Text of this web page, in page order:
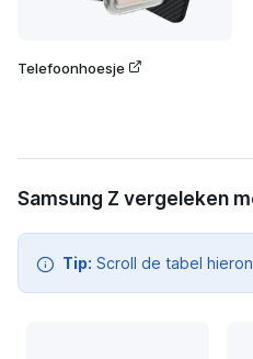
Telefoonhoesje
Samsung Z vergeleken
Tip: Scroll de tabel